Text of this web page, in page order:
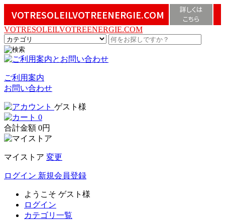
VOTRESOLEILVOTREENERGIE.COM
詳しくは
こちら
VOTRESOLEILVOTREENERGIE.COM
ご利用案内
お問い合わせ
ゲスト様
0
合計金額 0円
マイストア 変更
ログイン 新規会員登録
ようこそ ゲスト様
ログイン
カテゴリ一覧